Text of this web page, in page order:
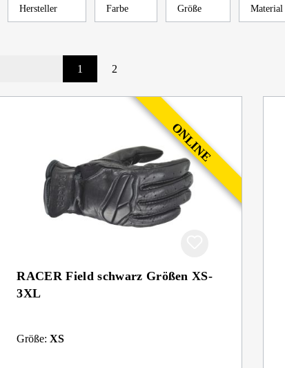
Hersteller Farbe Größe Material
1 2
RACER Field schwarz Größen XS-
3XL
Größe:XS